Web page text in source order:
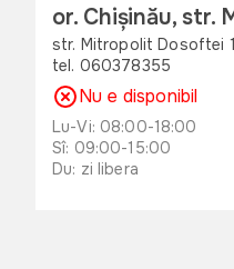
or. Chișinău, str.
str. Mitropolit Dosoftei
tel. 060378355
Nu e disponibil
Lu-Vi: 08:00-18:00
Sî: 09:00-15:00
Du: zi libera